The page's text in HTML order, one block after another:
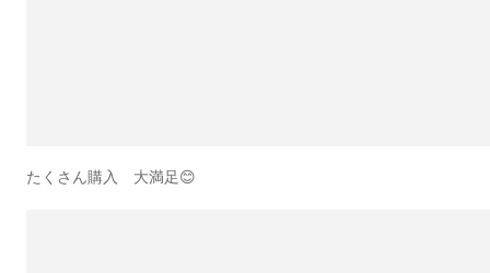
たくさん購入 大満足😊